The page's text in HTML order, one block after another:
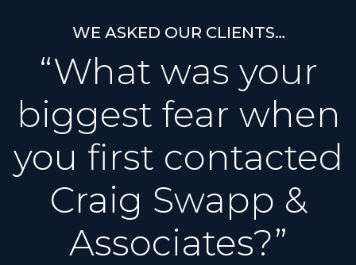
WE ASKED OUR CLIENTS…
“What was your
biggest fear when
you first contacted
Craig Swapp &
Associates?”